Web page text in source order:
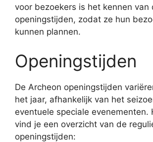
voor bezoekers is het kennen van
openingstijden, zodat ze hun
kunnen plannen.
Openingstijden
De Archeon openingstijden
het jaar, afhankelijk van het
eventuele speciale evenementen.
vind je een overzicht van de
openingstijden: